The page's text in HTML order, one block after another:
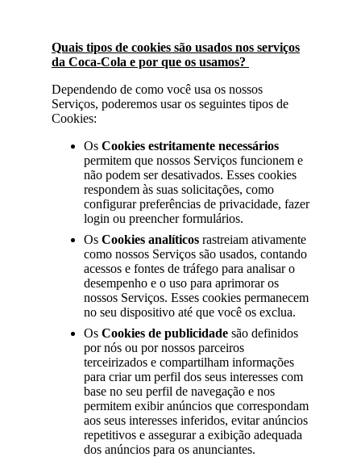
Quais tipos de cookies são usados nos serviços
da Coca-Cola e por que os usamos?
Dependendo de como você usa os nossos
Serviços, poderemos usar os seguintes tipos de
Cookies:
Os Cookies estritamente necessários
permitem que nossos Serviços funcionem e
não podem ser desativados. Esses cookies
respondem às suas solicitações, como
configurar preferências de privacidade, fazer
login ou preencher formulários.
Os Cookies analíticos rastreiam ativamente
como nossos Serviços são usados, contando
acessos e fontes de tráfego para analisar o
desempenho e o uso para aprimorar os
nossos Serviços. Esses cookies permanecem
no seu dispositivo até que você os exclua.
Os Cookies de publicidade são definidos
por nós ou por nossos parceiros
terceirizados e compartilham informações
para criar um perfil dos seus interesses com
base no seu perfil de navegação e nos
permitem exibir anúncios que correspondam
aos seus interesses inferidos, evitar anúncios
repetitivos e assegurar a exibição adequada
dos anúncios para os anunciantes.